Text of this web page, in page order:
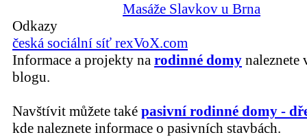
Masáže Slavkov u Brna
Odkazy
česká sociální síť rexVoX.com
Informace a projekty na rodinné domy naleznete
blogu.
Navštívit můžete také pasivní rodinné domy -
kde naleznete informace o pasivních stavbách.